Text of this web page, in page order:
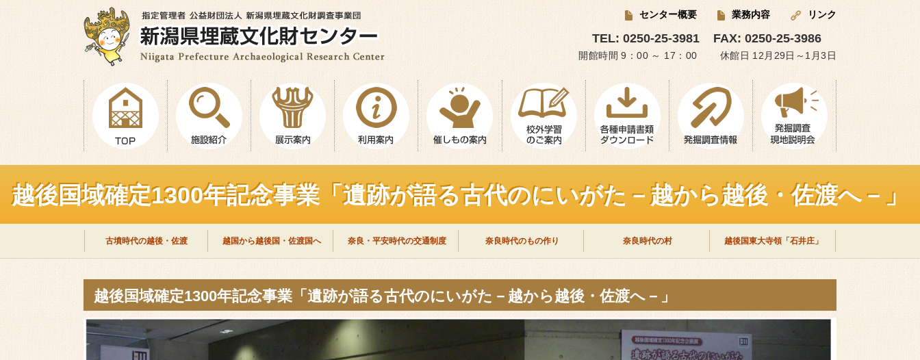
センター概要 業務内容 リンク
TEL: 0250-25-3981 FAX: 0250-25-3986
開館時間 9：00 ～ 17：00 休館日 12月29日～1月3日
越後国域確定1300年記念事業「遺跡が語る古代のにいがた－越から越後・佐渡へ－」
古墳時代の越後・佐渡 越国から越後国・佐渡国へ 奈良・平安時代の交通制度 奈良時代のもの作り 奈良時代の村 越後国東大寺領「石井庄」
越後国域確定1300年記念事業「遺跡が語る古代のにいがた－越から越後・佐渡へ－」